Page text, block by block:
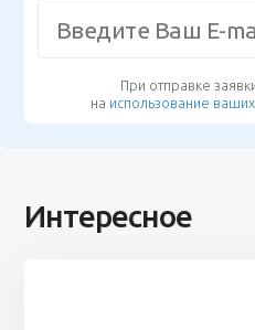
При отправке
на использование
Интересное